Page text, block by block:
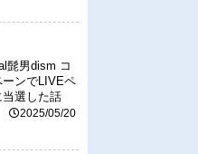
髭男dism コ
ンでLIVEペ
選した話
2025/05/20